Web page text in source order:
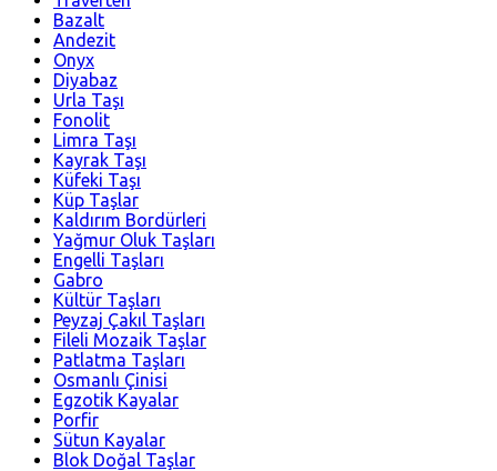
Bazalt
Andezit
Onyx
Diyabaz
Urla Taşı
Fonolit
Limra Taşı
Kayrak Taşı
Küfeki Taşı
Küp Taşlar
Kaldırım Bordürleri
Yağmur Oluk Taşları
Engelli Taşları
Gabro
Kültür Taşları
Peyzaj Çakıl Taşları
Fileli Mozaik Taşlar
Patlatma Taşları
Osmanlı Çinisi
Egzotik Kayalar
Porfir
Sütun Kayalar
Blok Doğal Taşlar